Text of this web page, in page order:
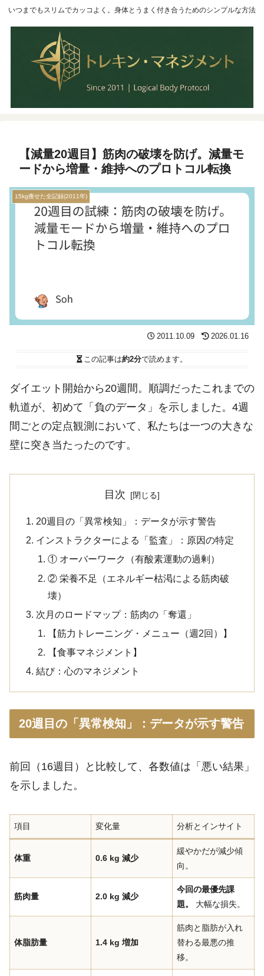
いつまでもスリムでカッコよく。身体とうまく付き合うためのシンプルな方法
【減量20週目】筋肉の破壊を防げ。減量モ
ードから増量・維持へのプロトコル転換
15kg痩せた全記録(2011年)
2011.10.09 2026.01.16
この記事は約2分で読めます。
ダイエット開始から20週間。順調だったこれまでの
軌道が、初めて「負のデータ」を示しました。4週
間ごとの定点観測において、私たちは一つの大きな
壁に突き当たったのです。
目次
20週目の「異常検知」：データが示す警告
インストラクターによる「監査」：原因の特定
① オーバーワーク（有酸素運動の過剰）
② 栄養不足（エネルギー枯渇による筋肉破
壊）
次月のロードマップ：筋肉の「奪還」
【筋力トレーニング・メニュー（週2回）】
【食事マネジメント】
結び：心のマネジメント
20週目の「異常検知」：データが示す警告
前回（16週目）と比較して、各数値は「悪い結果」
を示しました。
項目 変化量 分析とインサイト
体重 0.6 kg 減少
緩やかだが減少傾
向。
筋肉量 2.0 kg 減少
今回の最優先課
題。
大幅な損失。
体脂肪量 1.4 kg 増加
筋肉と脂肪が入れ
替わる最悪の推
移。